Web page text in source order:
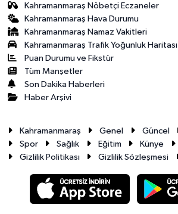
Kahramanmaraş Nöbetçi Eczaneler
Kahramanmaraş Hava Durumu
Kahramanmaraş Namaz Vakitleri
Kahramanmaraş Trafik Yoğunluk Haritası
Puan Durumu ve Fikstür
Tüm Manşetler
Son Dakika Haberleri
Haber Arşivi
Kahramanmaraş Genel Güncel
Spor
Sağlık Eğitim Künye
Gizlilik Politikası
Gizlilik Sözleşmesi